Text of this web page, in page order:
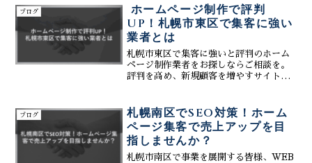
も激しい地域です。MEO対策は、
Googleマップでの上位...
ブログ
ホームページ制作で評判
UP！札幌市東区で集客に強い
業者とは
札幌市東区で集客に強いと評判のホーム
ページ制作業者をお探しならご相談を。
評判を高め、新規顧客を増やすサイト制
す。お気軽にお問い合わせください。
ブログ
札幌南区でSEO対策！ホーム
ページ集客で売上アップを目
指しませんか？
札幌市南区で事業を展開する皆様、WEB